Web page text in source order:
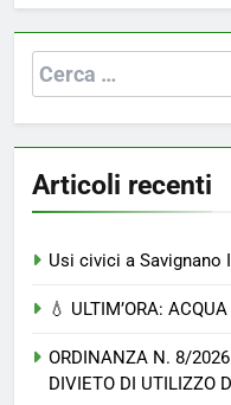
Ricerca
per:
Articoli recenti
Usi civici a Savignano
💧 ULTIM’ORA:
ORDINANZA N. 8/
DIVIETO DI UTILIZZO